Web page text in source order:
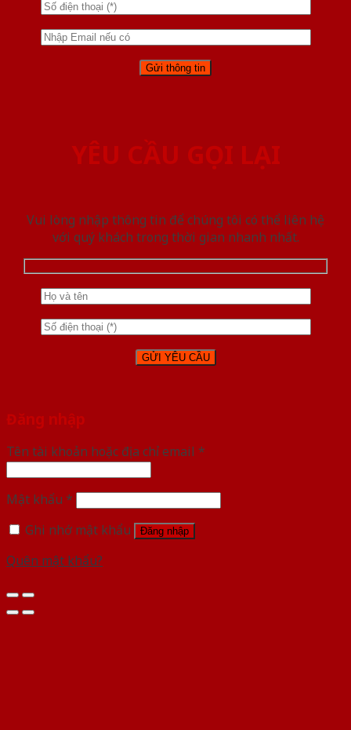
YÊU CẦU GỌI LẠI
Vui lòng nhập thông tin để chúng tôi có thể liên hệ
với quý khách trong thời gian nhanh nhất.
Đăng nhập
Tên tài khoản hoặc địa chỉ email *
Mật khẩu *
Ghi nhớ mật khẩu
Đăng nhập
Quên mật khẩu?